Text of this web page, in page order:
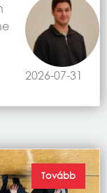
2026-07-31
Tovább